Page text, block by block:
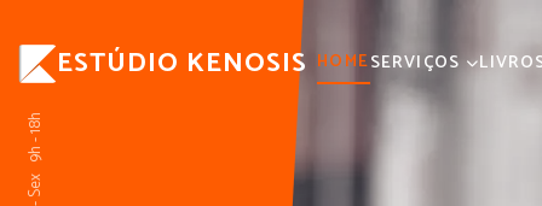
ESTÚDIO KENOSIS HOMESERVIÇOS
Seg - Sex 9h - 18h